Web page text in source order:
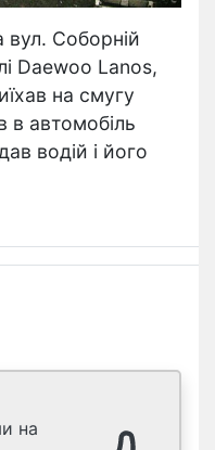
Соборній
Daewoo Lanos,
на смугу
в автомобіль
водій і його
на